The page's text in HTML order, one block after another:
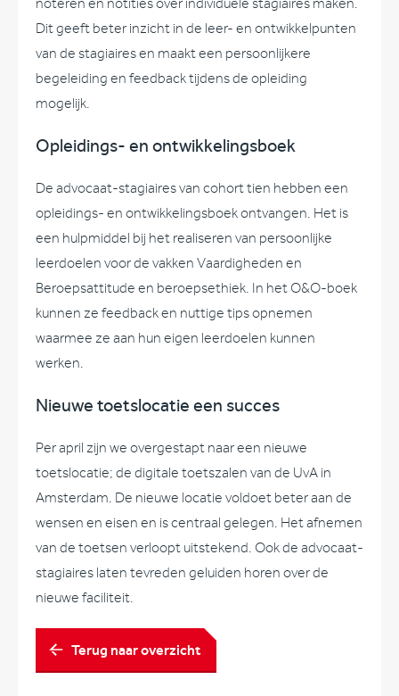
noteren en notities over individuele stagiaires maken.
Dit geeft beter inzicht in de leer- en ontwikkelpunten
van de stagiaires en maakt een persoonlijkere
begeleiding en feedback tijdens de opleiding
mogelijk.
Opleidings- en ontwikkelingsboek
De advocaat-stagiaires van cohort tien hebben een
opleidings- en ontwikkelingsboek ontvangen. Het is
een hulpmiddel bij het realiseren van persoonlijke
leerdoelen voor de vakken Vaardigheden en
Beroepsattitude en beroepsethiek. In het O&O-boek
kunnen ze feedback en nuttige tips opnemen
waarmee ze aan hun eigen leerdoelen kunnen
werken.
Nieuwe toetslocatie een succes
Per april zijn we overgestapt naar een nieuwe
toetslocatie; de digitale toetszalen van de UvA in
Amsterdam. De nieuwe locatie voldoet beter aan de
wensen en eisen en is centraal gelegen. Het afnemen
van de toetsen verloopt uitstekend. Ook de advocaat-
stagiaires laten tevreden geluiden horen over de
nieuwe faciliteit.
Terug naar overzicht